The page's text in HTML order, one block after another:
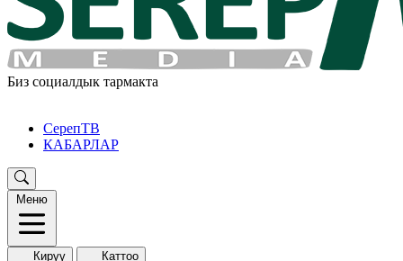
Биз социалдык тармакта
СерепТВ
КАБАРЛАР
Меню
Кирүү Каттоо